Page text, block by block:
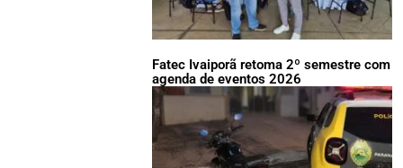
Fatec Ivaiporã retoma 2º semestre com
agenda de eventos 2026